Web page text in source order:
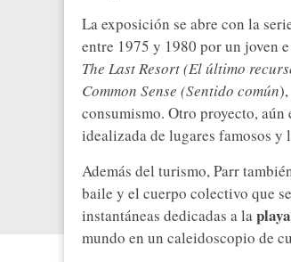
La exposición se abre con la
entre 1975 y 1980 por un joven
The Last Resort (El último
Common Sense (Sentido común
consumismo. Otro proyecto, aún
idealizada de lugares famosos
Además del turismo, Parr
baile y el cuerpo colectivo que
instantáneas dedicadas a laplaya
mundo en un caleidoscopio de